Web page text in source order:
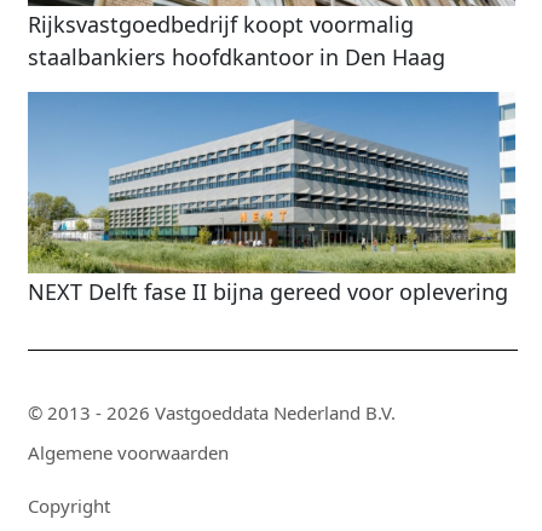
Rijksvastgoedbedrijf koopt voormalig
staalbankiers hoofdkantoor in Den Haag
NEXT Delft fase II bijna gereed voor oplevering
© 2013 - 2026 Vastgoeddata Nederland B.V.
Algemene voorwaarden
Copyright